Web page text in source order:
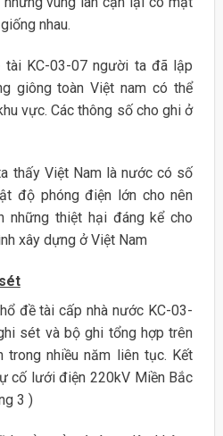
nhau.
tài KC-03-07 người ta đã lập
giông toàn Việt nam có thể
vực. Các thông số cho ghi ở
thấy Việt Nam là nước có số
độ phóng điện lớn cho nên
những thiệt hại đáng kể cho
xây dựng ở Việt Nam
đề tài cấp nhà nước KC-03-
sét và bộ ghi tổng hợp trên
nhiều năm liên tục. Kết
cố lưới điện 220kV Miền Bắc
3 )